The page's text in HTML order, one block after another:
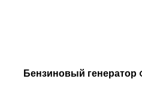
Бензиновый генератор